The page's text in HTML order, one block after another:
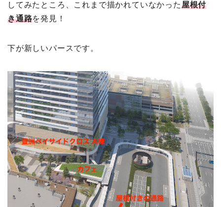
してみたところ、これまで描かれていなかった屋根付
き通路を発見！
下が新しいパースです。